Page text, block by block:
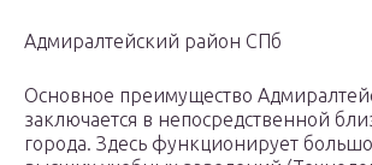
Адмиралтейский район СПб
Основное преимущество
заключается в непосредственной
города. Здесь функционирует